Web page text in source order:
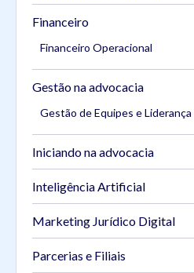
Financeiro
Financeiro Operacional
Gestão na advocacia
Gestão de Equipes e Liderança
Iniciando na advocacia
Inteligência Artificial
Marketing Jurídico Digital
Parcerias e Filiais